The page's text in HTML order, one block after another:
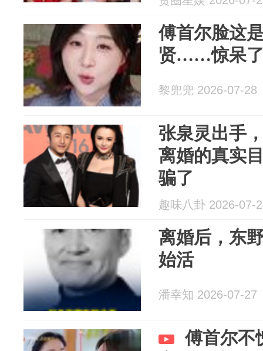
傅首尔脸这
贤……惊呆
黎兜兜 2026-07-28
张泉灵出手
离婚的真实
骗了
趣味八卦 2026-07-
离婚后，东
始活
潘幸知 2026-07-27
傅首尔不